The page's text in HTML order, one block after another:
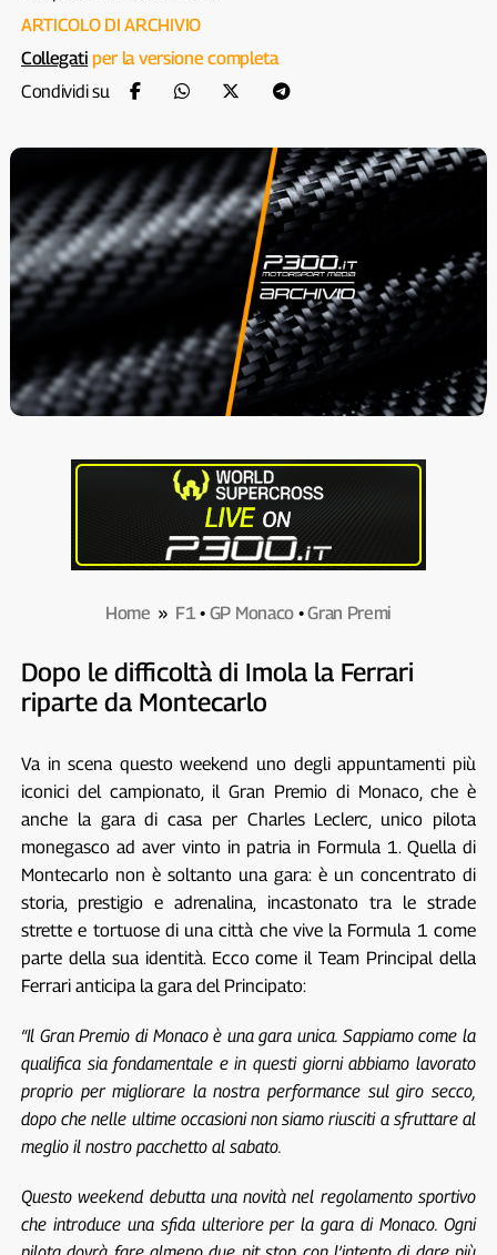
ARTICOLO DI ARCHIVIO
Collegati per la versione completa
Condividi su
Home » F1• GP Monaco •Gran Premi
Dopo le difficoltà di Imola la Ferrari
riparte da Montecarlo
Va in scena questo weekend uno degli appuntamenti più
iconici del campionato, il Gran Premio di Monaco, che è
anche la gara di casa per Charles Leclerc, unico pilota
monegasco ad aver vinto in patria in Formula 1. Quella di
Montecarlo non è soltanto una gara: è un concentrato di
storia, prestigio e adrenalina, incastonato tra le strade
strette e tortuose di una città che vive la Formula 1 come
parte della sua identità. Ecco come il Team Principal della
Ferrari anticipa la gara del Principato:
“Il Gran Premio di Monaco è una gara unica. Sappiamo come la
qualifica sia fondamentale e in questi giorni abbiamo lavorato
proprio per migliorare la nostra performance sul giro secco,
dopo che nelle ultime occasioni non siamo riusciti a sfruttare al
meglio il nostro pacchetto al sabato.
Questo weekend debutta una novità nel regolamento sportivo
che introduce una sfida ulteriore per la gara di Monaco. Ogni